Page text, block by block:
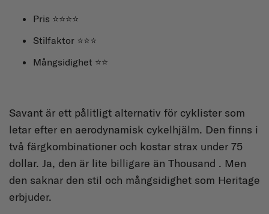
Pris ⭐⭐⭐⭐
Stilfaktor ⭐⭐⭐
Mångsidighet ⭐⭐
Savant är ett pålitligt alternativ för cyklister som
letar efter en aerodynamisk cykelhjälm. Den finns i
två färgkombinationer och kostar strax under 75
dollar. Ja, den är lite billigare än Thousand . Men
den saknar den stil och mångsidighet som Heritage
erbjuder.